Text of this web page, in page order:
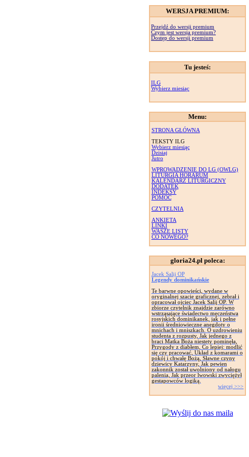
WERSJA PREMIUM:
Przejdź do wersji premium
Czym jest wersja premium?
Dostęp do wersji premium
Tu jesteś:
ILG
Wybierz miesiąc
Menu:
STRONA GŁÓWNA
TEKSTY ILG
Wybierz miesiąc
Dzisiaj
Jutro
WPROWADZENIE DO LG (OWLG)
LITURGIA HORARUM
KALENDARZ LITURGICZNY
DODATEK
INDEKSY
POMOC
CZYTELNIA
ANKIETA
LINKI
WASZE LISTY
CO NOWEGO?
gloria24.pl poleca:
Jacek Salij OP
Legendy dominikańskie
Te barwne opowieści, wydane w
oryginalnej szacie graficznej, zebrał i
opracował ojciec Jacek Salij OP. W
zbiorze czytelnik znajdzie zarówno
wstrząsające świadectwo męczeństwa
rosyjskich dominikanek, jak i pełne
ironii średniowieczne anegdoty o
mnichach i mniszkach. O uzdrowieniu
studenta z rozpusty, Jak jednego z
braci Matka Boża niestety pominęła,
Przygody z diabłem, Co lepiej: modlić
się czy pracować, Układ z komarami o
pokój i chwałę Bożą, Sławne czyny
dziewicy Katarzyny, Jak pewien
zakonnik został uwolniony od nałogu
palenia, Jak przeor lwowski zwyciężył
gestapowców logiką.
więcej >>>